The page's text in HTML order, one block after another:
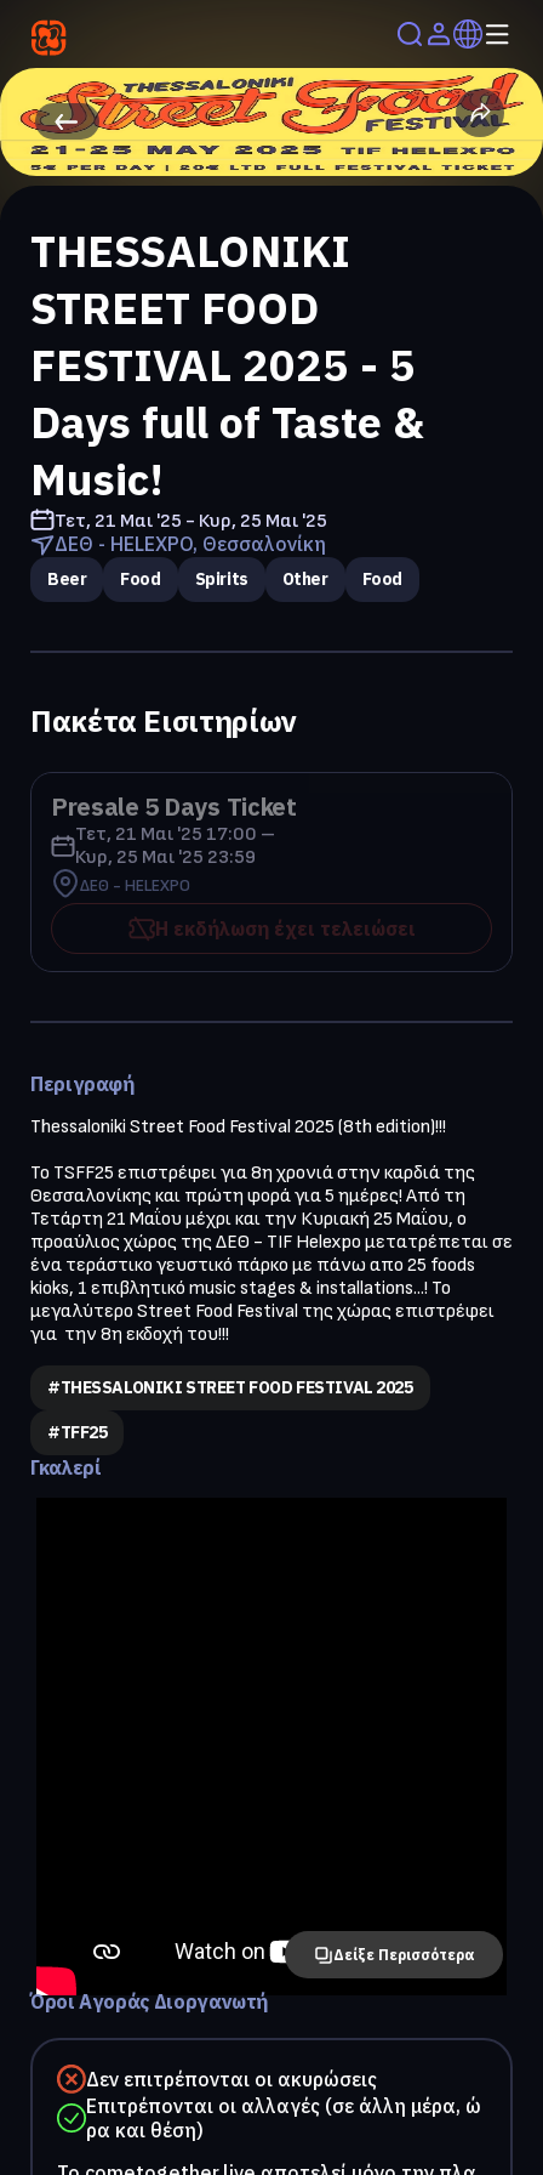
THESSALONIKI
STREET FOOD
FESTIVAL 2025 - 5
Days full of Taste &
Music!
Τετ, 21 Μαι '25 - Κυρ, 25 Μαι '25
ΔΕΘ - HELEXPO, Θεσσαλονίκη
Beer Food Spirits Other Food
Πακέτα Εισιτηρίων
Presale 5 Days Ticket
Τετ, 21 Μαι '25 17:00 –
Κυρ, 25 Μαι '25 23:59
ΔΕΘ - HELEXPO
Η εκδήλωση έχει τελειώσει
Περιγραφή
Thessaloniki Street Food Festival 2025 (8th edition)!!!
Το TSFF25 επιστρέφει για 8η χρονιά στην καρδιά της
Θεσσαλονίκης και πρώτη φορά για 5 ημέρες! Από τη
Τετάρτη 21 Μαΐου μέχρι και την Κυριακή 25 Μαΐου, ο
προαύλιος χώρος της ΔΕΘ - TIF Helexpo μετατρέπεται σε
ένα τεράστικο γευστικό πάρκο με πάνω απο 25 foods
kioks, 1 επιβλητικό music stages & installations...! Το
μεγαλύτερο Street Food Festival της χώρας επιστρέφει
για  την 8η εκδοχή του!!!
#THESSALONIKI STREET FOOD FESTIVAL 2025
#TFF25
Γκαλερί
Δείξε Περισσότερα
Όροι Αγοράς Διοργανωτή
Δεν επιτρέπονται οι ακυρώσεις
Επιτρέπονται οι αλλαγές (σε άλλη μέρα, ώ
ρα και θέση)